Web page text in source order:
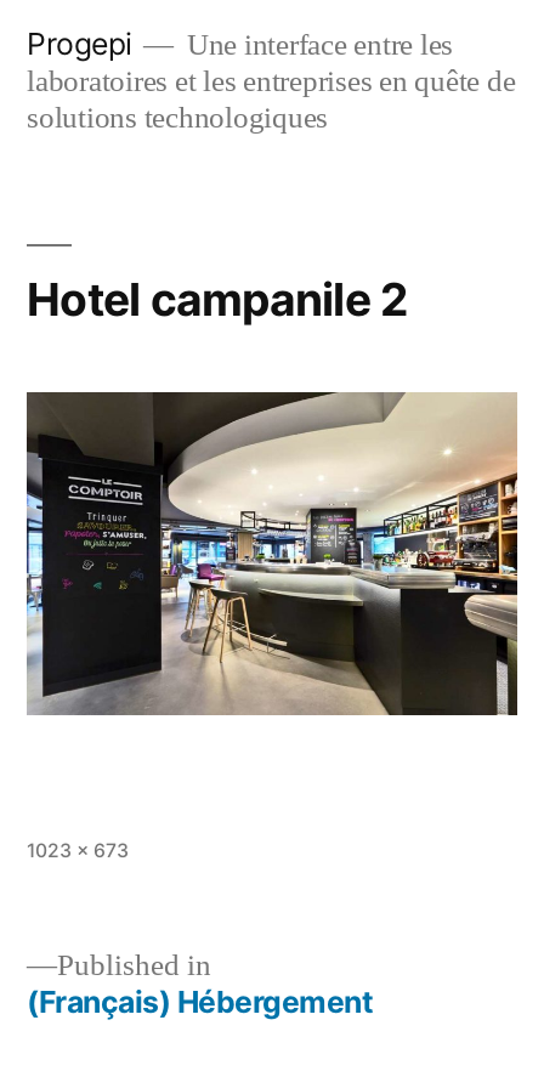
content
Progepi
Une interface entre les
laboratoires et les entreprises en quête de
solutions technologiques
Hotel campanile 2
Full
1023 × 673
Post
Published in
(Français) Hébergement